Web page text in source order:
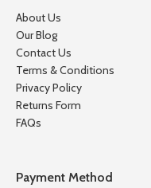
About Us
Our Blog
Contact Us
Terms & Conditions
Privacy Policy
Returns Form
FAQs
Payment Method